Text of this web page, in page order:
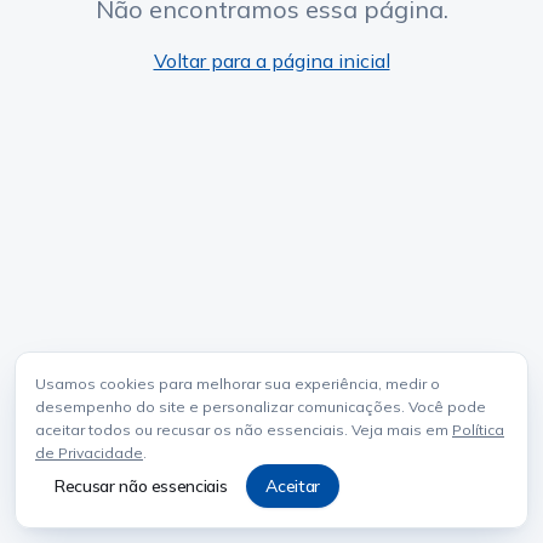
Usamos cookies para melhorar sua experiência, medir o
desempenho do site e personalizar comunicações. Você pode
aceitar todos ou recusar os não essenciais. Veja mais em Política
de Privacidade.
Recusar não essenciais Aceitar
Não encontramos essa página.
Voltar para a página inicial